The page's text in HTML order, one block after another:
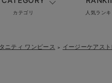
カテゴリ 人気ラン
ニティ ワンピース ＞
イージーケアス